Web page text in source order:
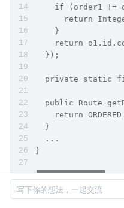
if (order1 !=
return
    }
return
  });
private static
public Route
return
  }
  ...
}
写下你的想法，一起交流